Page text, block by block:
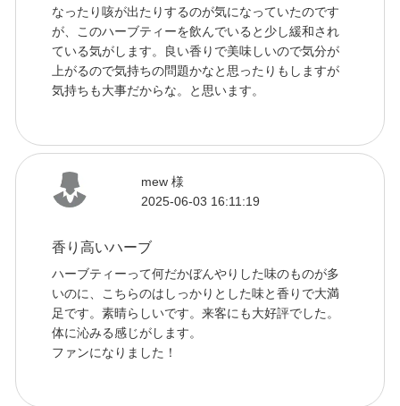
なったり咳が出たりするのが気になっていたのです
が、このハーブティーを飲んでいると少し緩和され
ている気がします。良い香りで美味しいので気分が
上がるので気持ちの問題かなと思ったりもしますが
気持ちも大事だからな。と思います。
mew 様
2025-06-03 16:11:19
香り高いハーブ
ハーブティーって何だかぼんやりした味のものが多
いのに、こちらのはしっかりとした味と香りで大満
足です。素晴らしいです。来客にも大好評でした。
体に沁みる感じがします。
ファンになりました！